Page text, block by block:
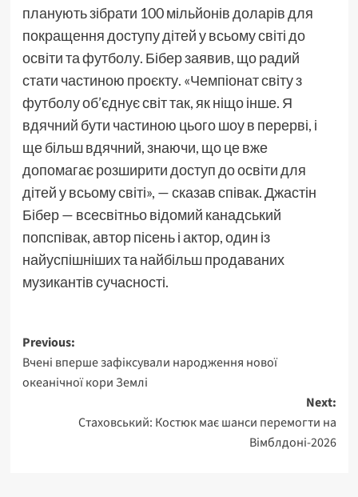
планують зібрати 100 мільйонів доларів для
покращення доступу дітей у всьому світі до
освіти та футболу. Бібер заявив, що радий
стати частиною проєкту. «Чемпіонат світу з
футболу об’єднує світ так, як ніщо інше. Я
вдячний бути частиною цього шоу в перерві, і
ще більш вдячний, знаючи, що це вже
допомагає розширити доступ до освіти для
дітей у всьому світі», — сказав співак. Джастін
Бібер — всесвітньо відомий канадський
попспівак, автор пісень і актор, один із
найуспішніших та найбільш продаваних
музикантів сучасності.
Post
navigation
Previous:
Вчені вперше зафіксували народження нової
океанічної кори Землі
Next:
Стаховський: Костюк має шанси перемогти на
Вімблдоні-2026